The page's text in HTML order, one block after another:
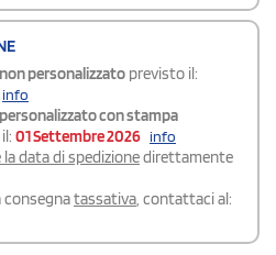
non personalizzato previsto il:
info
personalizzato con stampa
01 Settembre 2026 info
data di spedizionedirettamente
consegnatassativa, contattaci al: